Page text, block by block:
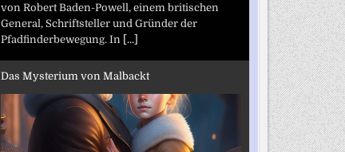
von Robert Baden-Powell, einem britischen
General, Schriftsteller und Gründer der
Pfadfinderbewegung. In [...]
Das Mysterium von Malbackt